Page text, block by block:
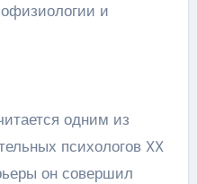
и
одним из
психологов XX
он совершил